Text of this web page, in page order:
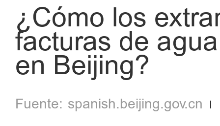
¿Cómo los
facturas de
en Beijing?
spanish.beijing.gov.cn